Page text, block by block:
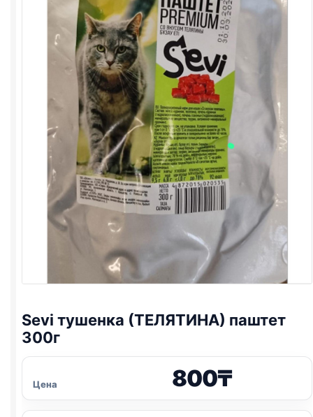
Sevi тушенка (ТЕЛЯТИНА) паштет
300г
Цена 800₸